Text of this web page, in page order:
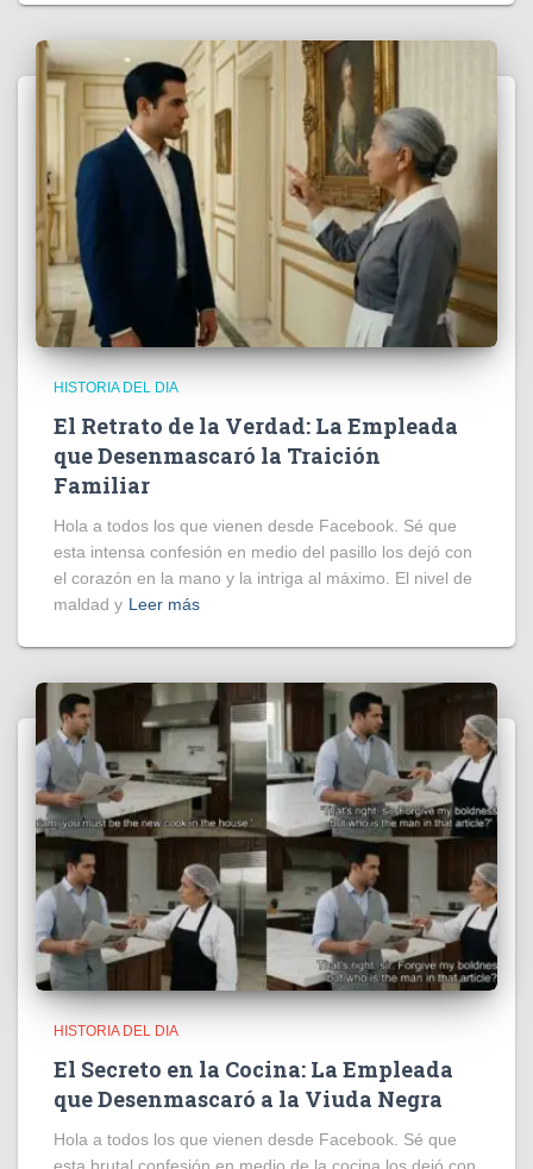
HISTORIA DEL DIA
El Retrato de la Verdad: La Empleada
que Desenmascaró la Traición
Familiar
Hola a todos los que vienen desde Facebook. Sé que
esta intensa confesión en medio del pasillo los dejó con
el corazón en la mano y la intriga al máximo. El nivel de
maldad y Leer más
HISTORIA DEL DIA
El Secreto en la Cocina: La Empleada
que Desenmascaró a la Viuda Negra
Hola a todos los que vienen desde Facebook. Sé que